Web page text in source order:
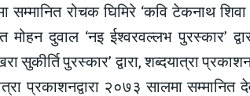
सम्मानित रोचक घिमिरे ‘कवि टेकनाथ शिवा
मोहन दुवाल ‘नइ ईश्वरवल्लभ पुरस्कार’
सुकीर्ति पुरस्कार’ द्वारा, शब्दयात्रा
प्रकाशनद्वारा २०७३ सालमा